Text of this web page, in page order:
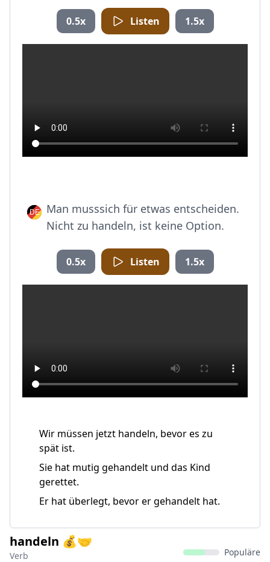
0.5x Listen 1.5x
Man musssich für etwas entscheiden.
Nicht zu handeln, ist keine Option.
0.5x Listen 1.5x
Wir müssen jetzt handeln, bevor es zu
spät ist.
Sie hat mutig gehandelt und das Kind
gerettet.
Er hat überlegt, bevor er gehandelt hat.
handeln 💰🤝
Verb Populäre